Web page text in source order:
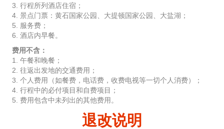
3. 行程所列酒店住宿；
4. 景点门票：黄石国家公园、大提顿国家公园、大盐湖；
5. 服务费；
6. 酒店内早餐。
费用不含：
1. 午餐和晚餐；
2. 往返出发地的交通费用；
3. 个人费用（如餐费，电话费，收费电视等一切个人消费）；
4. 行程中的必付项目和自费项目；
5. 费用包含中未列出的其他费用。
退改说明